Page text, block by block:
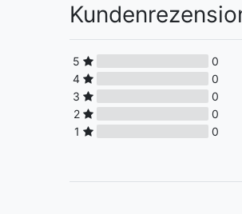
5
0
4
0
3
0
2
0
1
0